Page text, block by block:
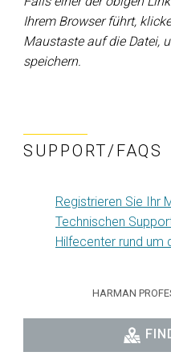
Ihrem Browser führt,
Maustaste auf die Datei,
speichern.
SUPPORT/FAQS
Registrieren Sie Ihr
Technischen
Hilfecenter rund um
HARMAN